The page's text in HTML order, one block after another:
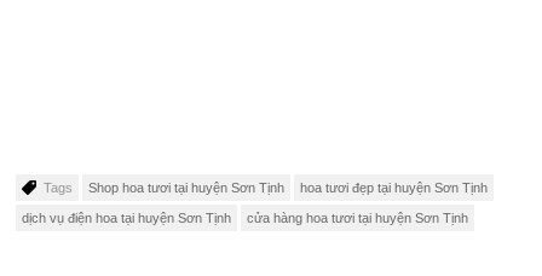
Tags Shop hoa tươi tại huyện Sơn Tịnh hoa tươi đẹp tại huyện Sơn Tịnh
dịch vụ điện hoa tại huyện Sơn Tịnh cửa hàng hoa tươi tại huyện Sơn Tịnh